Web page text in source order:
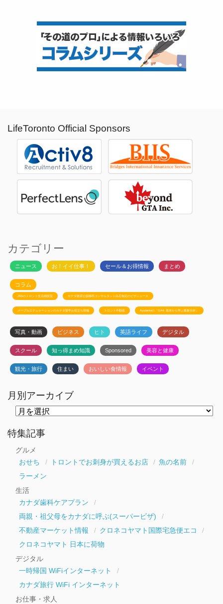
LifeToronto Official Sponsors
カテゴリー
ニュース お！イイ仕事！ セール＆お得情報 まとめ
コラム
JSSのトロント生活相談室 カナダ政府公認移民コンサルタント白石有紀のビザニュース
メープルエデュケーションのカナダ留学お役立ち情報 トロント不動産 Ayudanteの「GA4: 基本から学ぶ最新分析」
写真・動画 ビジネス ヒト 英語ライフ デジタル
スクール 知っ得まめ知識 Sponsored 美容と健康
観光・旅行 住まい おいしい食情報 イベント
月別アーカイブ
ー
カ
特集記事
グルメ
おせち
トロントでお刺身が買えるお店
魚の名前
ラーメン
生活
カナダ歯科ケアプラン
両親・祖父母をカナダに呼ぶ(スーパービザ)
不動産マーケット情報
クロネコヤマト国際宅急便エコ
クロネコヤマト 日本に荷物
デジタル
一時帰国 WiFiインターネット
カナダ旅行 WiFi インターネット
お仕事・求人